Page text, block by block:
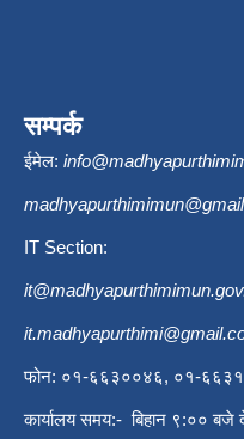
सम्पर्क
ईमेल:
IT Section:
फोन: ०१-६६३००४६, ०१-
कार्यालय समय:- बिहान ९:०० बजे